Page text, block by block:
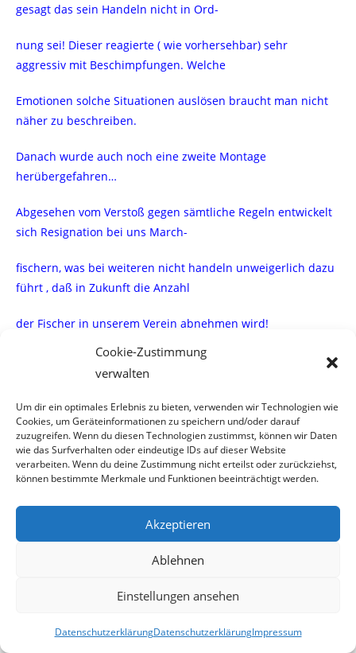
Cookie-Zustimmung
verwalten
Um dir ein optimales Erlebnis zu bieten, verwenden wir Technologien wie
Cookies, um Geräteinformationen zu speichern und/oder darauf
zuzugreifen. Wenn du diesen Technologien zustimmst, können wir Daten
wie das Surfverhalten oder eindeutige IDs auf dieser Website
verarbeiten. Wenn du deine Zustimmung nicht erteilst oder zurückziehst,
können bestimmte Merkmale und Funktionen beeinträchtigt werden.
Akzeptieren
Ablehnen
Einstellungen ansehen
DatenschutzerklärungDatenschutzerklärungImpressum
gesagt das sein Handeln nicht in Ord-
nung sei! Dieser reagierte ( wie vorhersehbar) sehr
aggressiv mit Beschimpfungen. Welche
Emotionen solche Situationen auslösen braucht man nicht
näher zu beschreiben.
Danach wurde auch noch eine zweite Montage
herübergefahren…
Abgesehen vom Verstoß gegen sämtliche Regeln entwickelt
sich Resignation bei uns March-
fischern, was bei weiteren nicht handeln unweigerlich dazu
führt , daß in Zukunft die Anzahl
der Fischer in unserem Verein abnehmen wird!
Abschließend möchte ich noch erwähnen, daß ich
persönlich die Zeit in meiner Fischerhütte
zur Entspannung nütze. Dies ist mir in vielen Fällen seit
einigen Jahren nicht mehr möglich.
Dieser Aussage stimmen viele meiner Kollegen zu.
Der Vorstand des FVD hätte gerne Informationen welche
Maßnahmen von wem, und in
welcher Form getroffen werden.
Vielleicht können wir einen Beitrag dazu leisten.
Mit freundlichen Grüßen